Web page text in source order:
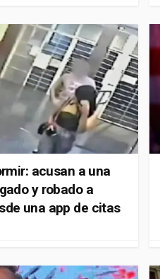
acusan a una
y robado a
una app de citas